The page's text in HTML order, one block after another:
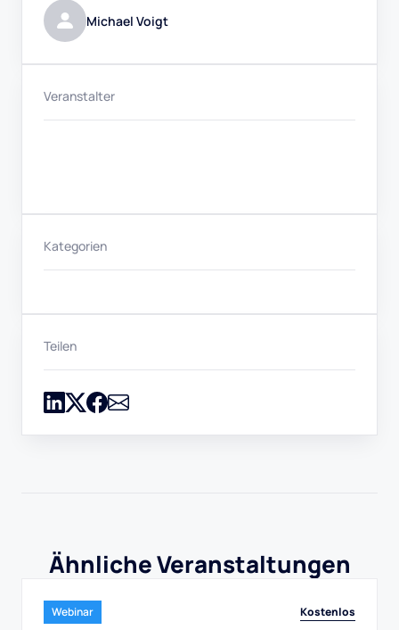
Michael Voigt
Veranstalter
Kategorien
Teilen
Ähnliche Veranstaltungen
Webinar
Kostenlos